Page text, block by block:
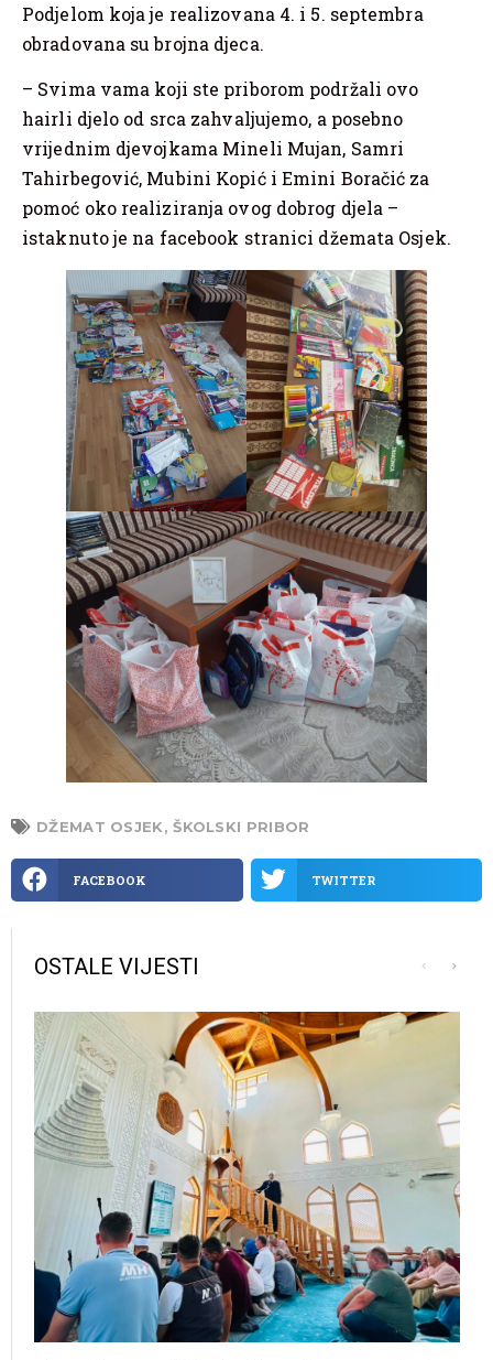
Podjelom koja je realizovana 4. i 5. septembra
obradovana su brojna djeca.
– Svima vama koji ste priborom podržali ovo
hairli djelo od srca zahvaljujemo, a posebno
vrijednim djevojkama Mineli Mujan, Samri
Tahirbegović, Mubini Kopić i Emini Boračić za
pomoć oko realiziranja ovog dobrog djela –
istaknuto je na facebook stranici džemata Osjek.
DŽEMAT OSJEK,ŠKOLSKI PRIBOR
FACEBOOK TWITTER
OSTALE VIJESTI